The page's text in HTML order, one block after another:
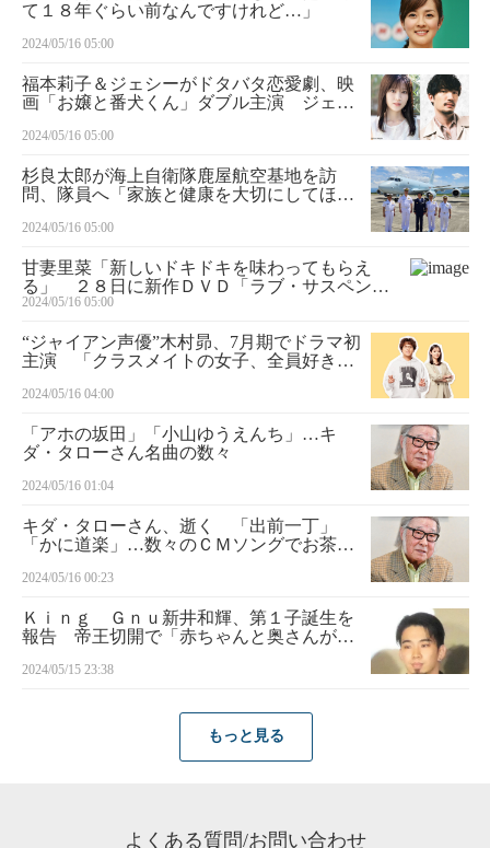
て１８年ぐらい前なんですけれど…」
2024/05/16 05:00
福本莉子＆ジェシーがドタバタ恋愛劇、映
画「お嬢と番犬くん」ダブル主演 ジェシ
ら」
2024/05/16 05:00
杉良太郎が海上自衛隊鹿屋航空基地を訪
問、隊員へ「家族と健康を大切にしてほし
ョンについて「人助けも戦い。それを売名
て」
2024/05/16 05:00
甘妻里菜「新しいドキドキを味わってもらえ
る」 ２８日に新作ＤＶＤ「ラブ・サスペン
ス」発売
2024/05/16 05:00
“ジャイアン声優”木村昴、7月期でドラマ初
主演 「クラスメイトの女子、全員好きで
2024/05/16 04:00
「アホの坂田」「小山ゆうえんち」…キ
ダ・タローさん名曲の数々
2024/05/16 01:04
キダ・タローさん、逝く 「出前一丁」
「かに道楽」…数々のＣＭソングでお茶の
偵！ナイトスクープ」最高顧問としても人
2024/05/16 00:23
Ｋｉｎｇ Ｇｎｕ新井和輝、第１子誕生を
報告 帝王切開で「赤ちゃんと奥さんがホ
2024/05/15 23:38
もっと見る
よくある質問/お問い合わせ